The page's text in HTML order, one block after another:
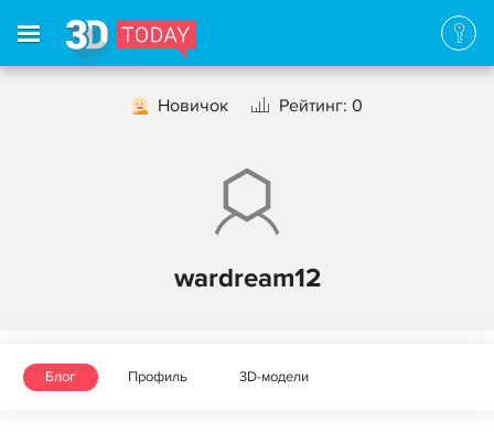
Новичок Рейтинг: 0
wardream12
Блог Профиль 3D-модели